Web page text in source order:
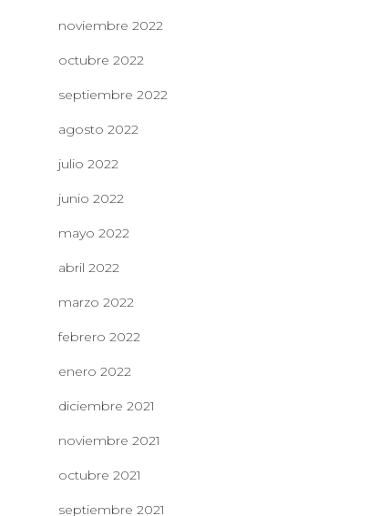
noviembre 2022
octubre 2022
septiembre 2022
agosto 2022
julio 2022
junio 2022
mayo 2022
abril 2022
marzo 2022
febrero 2022
enero 2022
diciembre 2021
noviembre 2021
octubre 2021
septiembre 2021